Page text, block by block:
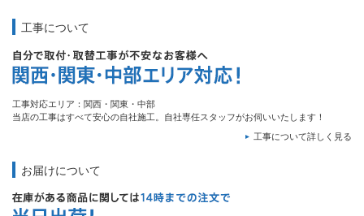
工事について
工事対応エリア：関西・関東・中部
当店の工事はすべて安心の自社施工。自社専任スタッフがお伺いいたします！
工事について詳しく見る
お届けについて